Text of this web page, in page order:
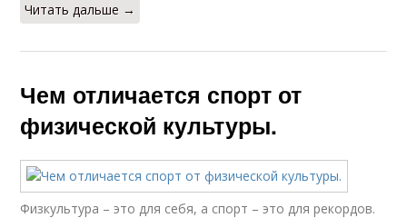
Читать дальше →
Чем отличается спорт от
физической культуры.
Физкультура – это для себя, а спорт – это для рекордов.